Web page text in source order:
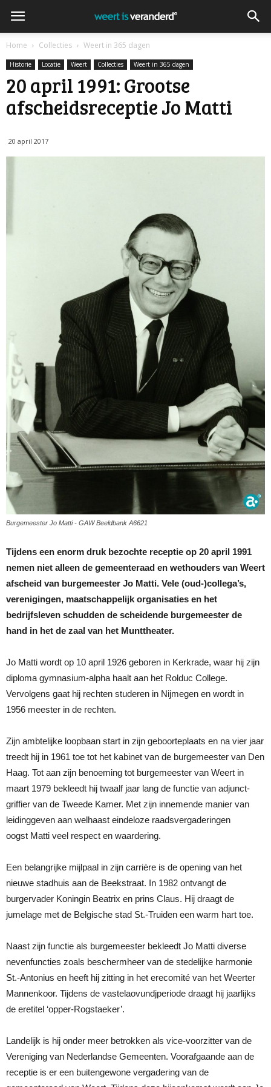
Home Collecties Weert in 365 dagen
Historie Locatie Weert Collecties Weert in 365 dagen
20 april 1991: Grootse
afscheidsreceptie Jo Matti
20 april 2017
Burgemeester Jo Matti - GAW Beeldbank A6621
Tijdens een enorm druk bezochte receptie op 20 april 1991
nemen niet alleen de gemeenteraad en wethouders van Weert
afscheid van burgemeester Jo Matti. Vele (oud-)collega’s,
verenigingen, maatschappelijk organisaties en het
bedrijfsleven schudden de scheidende burgemeester de
hand in het de zaal van het Munttheater.
Jo Matti wordt op 10 april 1926 geboren in Kerkrade, waar hij zijn
diploma gymnasium-alpha haalt aan het Rolduc College.
Vervolgens gaat hij rechten studeren in Nijmegen en wordt in
1956 meester in de rechten.
Zijn ambtelijke loopbaan start in zijn geboorteplaats en na vier jaar
treedt hij in 1961 toe tot het kabinet van de burgemeester van Den
Haag. Tot aan zijn benoeming tot burgemeester van Weert in
maart 1979 bekleedt hij twaalf jaar lang de functie van adjunct-
griffier van de Tweede Kamer. Met zijn innemende manier van
leidinggeven aan welhaast eindeloze raadsvergaderingen
oogst Matti veel respect en waardering.
Een belangrijke mijlpaal in zijn carrière is de opening van het
nieuwe stadhuis aan de Beekstraat. In 1982 ontvangt de
burgervader Koningin Beatrix en prins Claus. Hij draagt de
jumelage met de Belgische stad St.-Truiden een warm hart toe.
Naast zijn functie als burgemeester bekleedt Jo Matti diverse
nevenfuncties zoals beschermheer van de stedelijke harmonie
St.-Antonius en heeft hij zitting in het erecomité van het Weerter
Mannenkoor. Tijdens de vastelaovundjperiode draagt hij jaarlijks
de eretitel ‘opper-Rogstaeker’.
Landelijk is hij onder meer betrokken als vice-voorzitter van de
Vereniging van Nederlandse Gemeenten. Voorafgaande aan de
receptie is er een buitengewone vergadering van de